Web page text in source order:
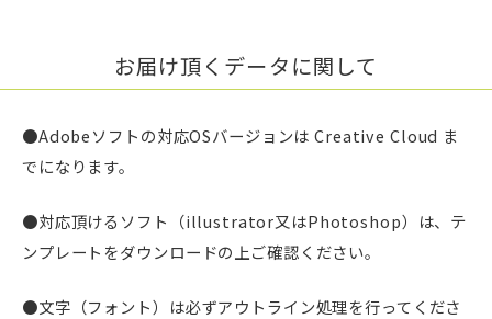
お届け頂くデータに関して
●Adobeソフトの対応OSバージョンは Creative Cloud ま
でになります。
●対応頂けるソフト（illustrator又はPhotoshop）は、テ
ンプレートをダウンロードの上ご確認ください。
●文字（フォント）は必ずアウトライン処理を行ってくださ